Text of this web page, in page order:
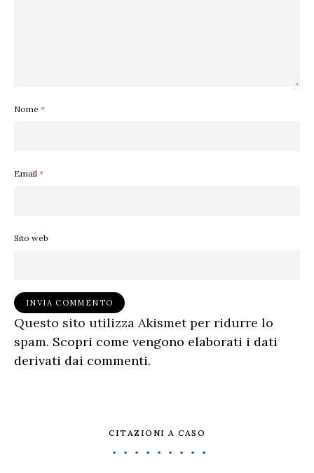
Nome *
Email *
Sito web
Questo sito utilizza Akismet per ridurre lo
spam. Scopri come vengono elaborati i dati
derivati dai commenti.
CITAZIONI A CASO